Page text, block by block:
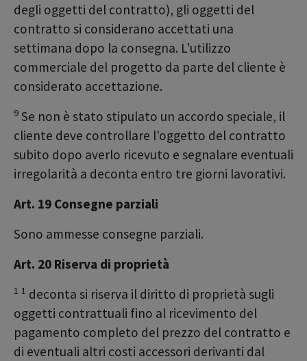
degli oggetti del contratto), gli oggetti del
contratto si considerano accettati una
settimana dopo la consegna. L'utilizzo
commerciale del progetto da parte del cliente è
considerato accettazione.
9 Se non è stato stipulato un accordo speciale, il
cliente deve controllare l'oggetto del contratto
subito dopo averlo ricevuto e segnalare eventuali
irregolarità a deconta entro tre giorni lavorativi.
Art. 19 Consegne parziali
Sono ammesse consegne parziali.
Art. 20 Riserva di proprietà
1 1 deconta si riserva il diritto di proprietà sugli
oggetti contrattuali fino al ricevimento del
pagamento completo del prezzo del contratto e
di eventuali altri costi accessori derivanti dal